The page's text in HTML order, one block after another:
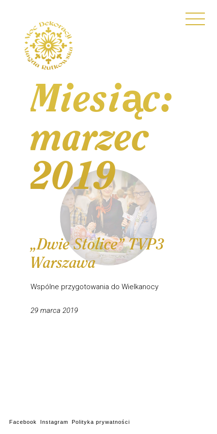
Miesiąc:
marzec
2019
„Dwie Stolice” TVP3
Warszawa
Wspólne przygotowania do Wielkanocy
29 marca 2019
Facebook Instagram Polityka prywatności